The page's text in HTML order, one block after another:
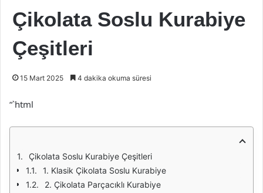
Çikolata Soslu Kurabiye
Çeşitleri
15 Mart 2025 4 dakika okuma süresi
“`html
Çikolata Soslu Kurabiye Çeşitleri
1. Klasik Çikolata Soslu Kurabiye
2. Çikolata Parçacıklı Kurabiye